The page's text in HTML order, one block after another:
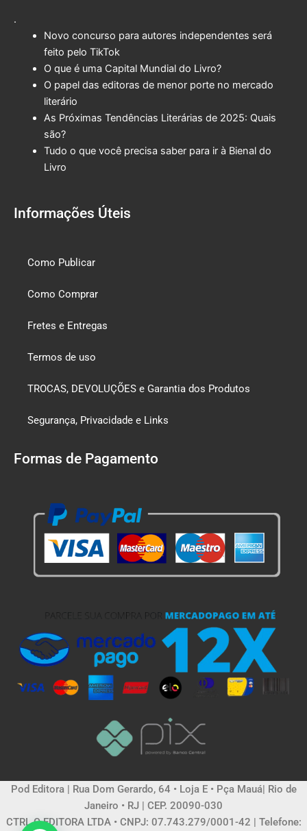
.
Novo concurso para autores independentes será
feito pelo TikTok
O que é uma Capital Mundial do Livro?
O papel das editoras de menor porte no mercado
literário
As Próximas Tendências Literárias de 2025: Quais
são?
Tudo o que você precisa saber para ir à Bienal do
Livro
Informações Úteis
Como Publicar
Como Comprar
Fretes e Entregas
Termos de uso
TROCAS, DEVOLUÇÕES e Garantia dos Produtos
Segurança, Privacidade e Links
Formas de Pagamento
Pod Editora | Rua Dom Gerardo, 64 • Loja E • Pça Mauá| Rio de
Janeiro • RJ | CEP. 20090-030
CTRL C EDITORA LTDA • CNPJ: 07.743.279/0001-42 | Telefone: